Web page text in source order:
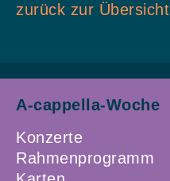
zurück zur Übersicht
A-cappella-Woche
Konzerte
Rahmenprogramm